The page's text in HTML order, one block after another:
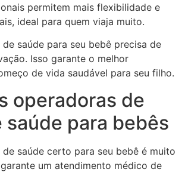
permitem mais flexibilidade e
ideal para quem viaja muito.
saúde para seu bebê precisa de
Isso garante o melhor
de vida saudável para seu filho.
operadoras de
saúde para bebês
saúde certo para seu bebê é muito
um atendimento médico de